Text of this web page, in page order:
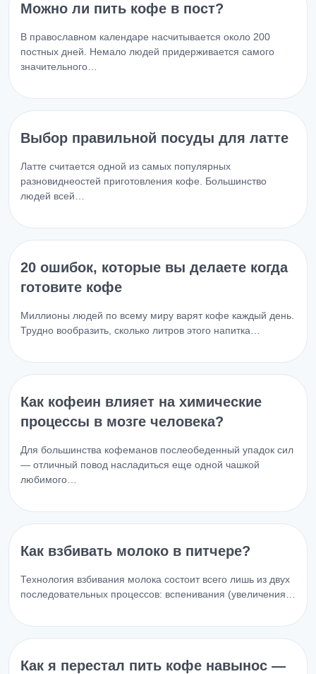
Можно ли пить кофе в пост?
В православном календаре насчитывается около 200
постных дней. Немало людей придерживается самого
значительного…
Выбор правильной посуды для латте
Латте считается одной из самых популярных
разновиднеостей приготовления кофе. Большинство
людей всей…
20 ошибок, которые вы делаете когда
готовите кофе
Миллионы людей по всему миру варят кофе каждый день.
Трудно вообразить, сколько литров этого напитка…
Как кофеин влияет на химические
процессы в мозге человека?
Для большинства кофеманов послеобеденный упадок сил
— отличный повод насладиться еще одной чашкой
любимого…
Как взбивать молоко в питчере?
Технология взбивания молока состоит всего лишь из двух
последовательных процессов: вспенивания (увеличения…
Как я перестал пить кофе навынос —